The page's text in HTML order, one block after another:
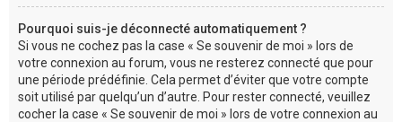
Pourquoi suis-je déconnecté automatiquement ?
Si vous ne cochez pas la case « Se souvenir de moi » lors de
votre connexion au forum, vous ne resterez connecté que pour
une période prédéfinie. Cela permet d’éviter que votre compte
soit utilisé par quelqu’un d’autre. Pour rester connecté, veuillez
cocher la case « Se souvenir de moi » lors de votre connexion au